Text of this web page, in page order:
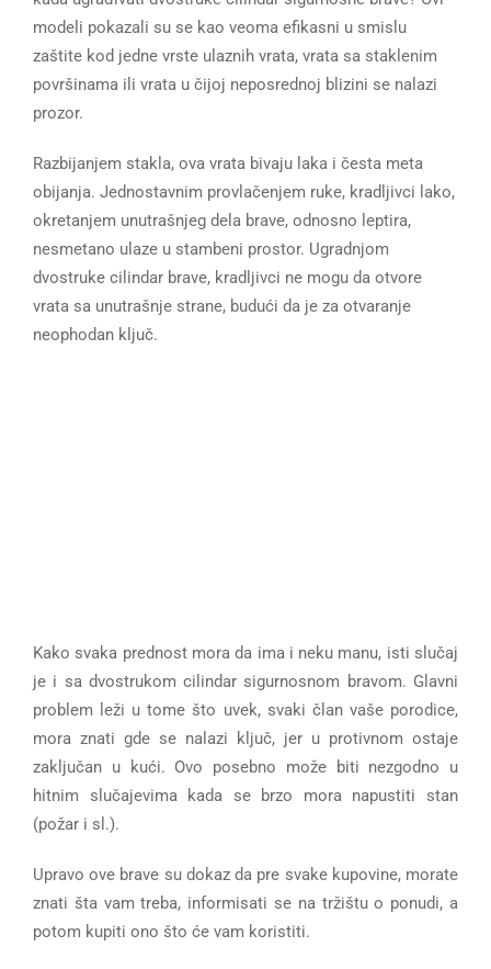
modeli pokazali su se kao veoma efikasni u smislu
zaštite kod jedne vrste ulaznih vrata, vrata sa staklenim
površinama ili vrata u čijoj neposrednoj blizini se nalazi
prozor.
Razbijanjem stakla, ova vrata bivaju laka i česta meta
obijanja. Jednostavnim provlačenjem ruke, kradljivci lako,
okretanjem unutrašnjeg dela brave, odnosno leptira,
nesmetano ulaze u stambeni prostor. Ugradnjom
dvostruke cilindar brave, kradljivci ne mogu da otvore
vrata sa unutrašnje strane, budući da je za otvaranje
neophodan ključ.
Kako svaka prednost mora da ima i neku manu, isti slučaj
je i sa dvostrukom cilindar sigurnosnom bravom. Glavni
problem leži u tome što uvek, svaki član vaše porodice,
mora znati gde se nalazi ključ, jer u protivnom ostaje
zaključan u kući. Ovo posebno može biti nezgodno u
hitnim slučajevima kada se brzo mora napustiti stan
(požar i sl.).
Upravo ove brave su dokaz da pre svake kupovine, morate
znati šta vam treba, informisati se na tržištu o ponudi, a
potom kupiti ono što će vam koristiti.